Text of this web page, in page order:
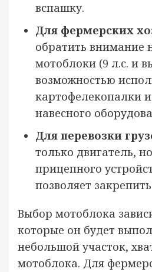
вспашку.
Для фермерских
обратить внимание
мотоблоки (9 л.с. и
возможностью
картофелекопалки
навесного
Для перевозки
только двигатель,
прицепного
позволяет
Выбор мотоблока
которые он будет
небольшой участок,
мотоблока. Для